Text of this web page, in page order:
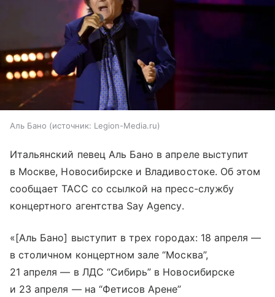
Аль Бано источник: Legion-Media.ru
Итальянский певец Аль Бано в апреле выступит
в Москве, Новосибирске и Владивостоке. Об этом
сообщает ТАСС со ссылкой на пресс-службу
концертного агентства Say Agency.
«[Аль Бано] выступит в трех городах: 18 апреля —
в столичном концертном зале “Москва”,
21 апреля — в ЛДС “Сибирь” в Новосибирске
и 23 апреля — на “Фетисов Арене”